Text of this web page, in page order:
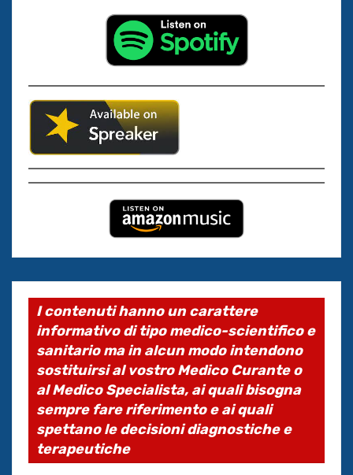
I contenuti hanno un carattere
informativo di tipo medico-scientifico e
sanitario ma in alcun modo intendono
sostituirsi al vostro Medico Curante o
al Medico Specialista, ai quali bisogna
sempre fare riferimento e ai quali
spettano le decisioni diagnostiche e
terapeutiche